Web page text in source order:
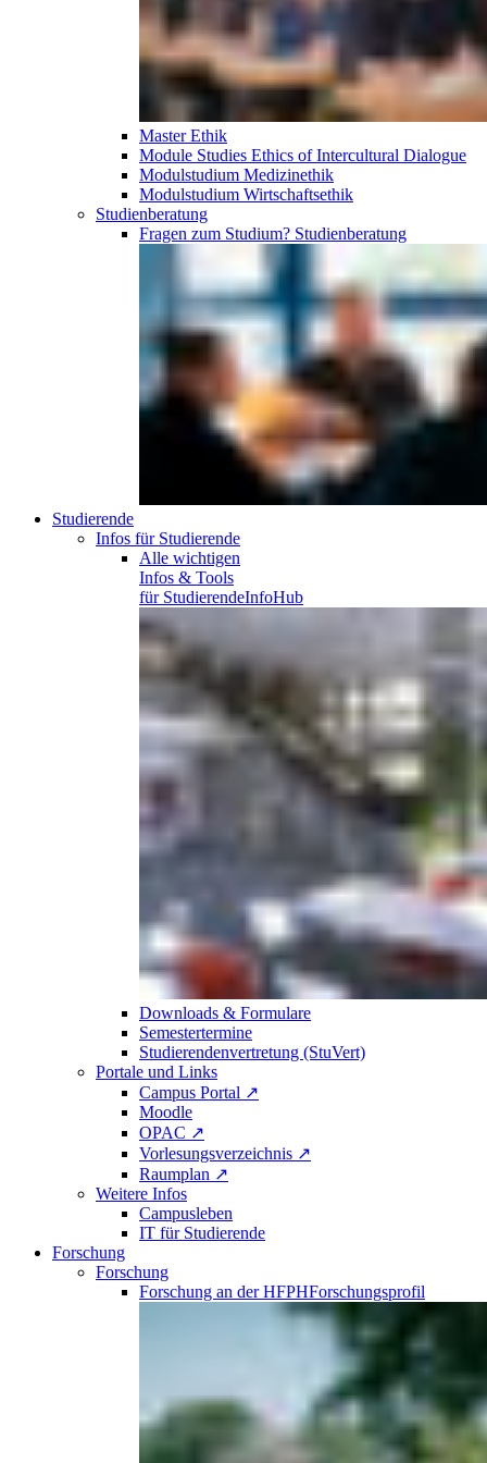
Master Ethik
Module Studies Ethics of Intercultural Dialogue
Modulstudium Medizinethik
Modulstudium Wirtschaftsethik
Studien­beratung
Fragen zum Studium? Studien­beratung
Studierende
Infos für Studierende
Alle wichtigen
Infos & Tools
für StudierendeInfoHub
Downloads & Formulare
Semestertermine
Studierendenvertretung (StuVert)
Portale und Links
Campus Portal ↗
Moodle
OPAC ↗
Vorlesungsverzeichnis ↗
Raumplan ↗
Weitere Infos
Campusleben
IT für Studierende
Forschung
Forschung
Forschung an der HFPHForschungsprofil